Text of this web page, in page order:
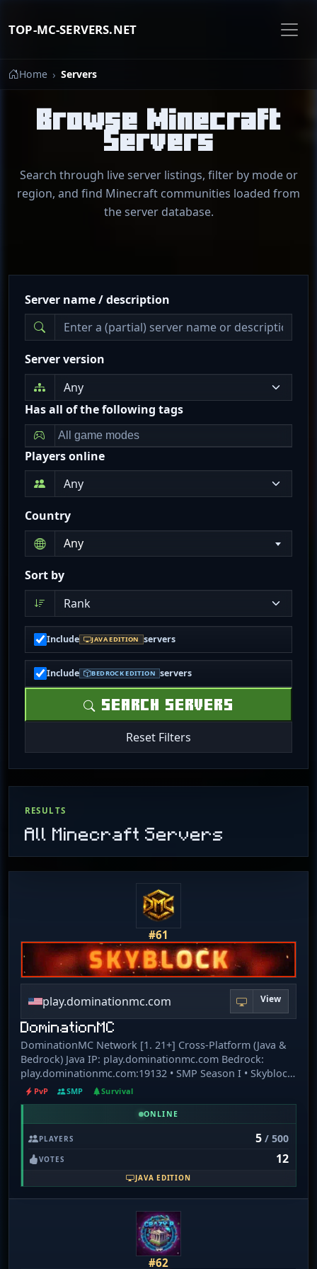
TOP-MC-SERVERS.NET
Home Servers
Browse Minecraft
Servers
Search through live server listings, filter by mode or
region, and find Minecraft communities loaded from
the server database.
Server name / description
Server version
Has all of the following tags
Players online
Country
Any
Sort by
Include JAVA EDITION servers
Include BEDROCK EDITION servers
SEARCH SERVERS
Reset Filters
RESULTS
All Minecraft Servers
#61
play.dominationmc.com View
DominationMC
DominationMC Network [1. 21+] Cross-Platform (Java &
Bedrock) Java IP: play.dominationmc.com Bedrock:
play.dominationmc.com:19132 • SMP Season I • Skyblock
Season I • OneBlock • Duels • Hub • Cosmetics • Gadgets •
Events • Keyalls • Giveaways Join our community:
https://discord.dominationmc.com
PvP SMP Survival
ONLINE
PLAYERS 5/ 500
VOTES 12
JAVA EDITION
#62